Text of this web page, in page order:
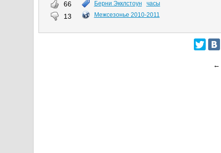
66
13
Берни Экклстоун
часы
Межсезонье 2010-2011